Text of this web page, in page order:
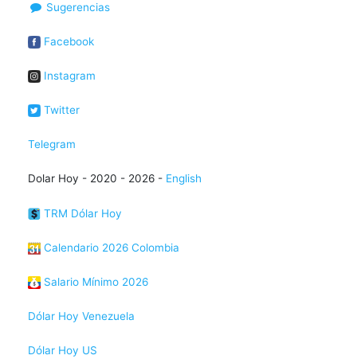
Sugerencias
Facebook
Instagram
Twitter
Telegram
Dolar Hoy - 2020 - 2026 - English
TRM Dólar Hoy
Calendario 2026 Colombia
Salario Mínimo 2026
Dólar Hoy Venezuela
Dólar Hoy US